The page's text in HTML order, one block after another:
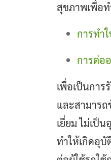
สุขภาพเพื่อท
การทำ
การต่อ
เพื่อเป็นการ
และสามาร
เยี่ยม ไม่เป็
ทำให้เกิดอุบั